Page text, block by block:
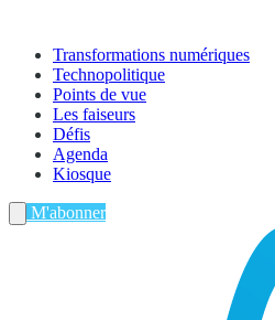
Transformations numériques
Technopolitique
Points de vue
Les faiseurs
Défis
Agenda
Kiosque
M'abonner